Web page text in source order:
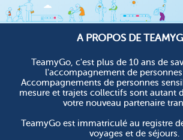
A PROPOS DE
TeamyGo, c'est plus de 10 ans de
l'accompagnement de
Accompagnements de personnes
mesure et trajets collectifs sont autant
votre nouveau partenaire
TeamyGo est immatriculé au registre
voyages et de séjours.